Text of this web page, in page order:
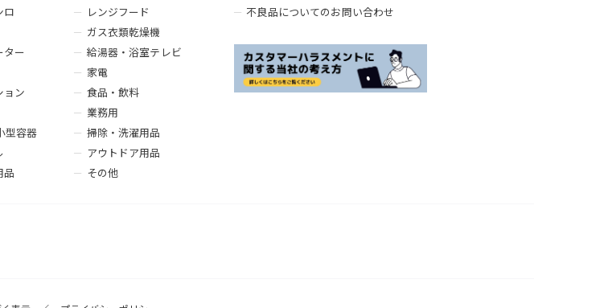
ロ
ター
ョン
型容器
品
レンジフード
ガス衣類乾燥機
給湯器・浴室テレビ
家電
食品・飲料
業務用
掃除・洗濯用品
アウトドア用品
その他
不良品についてのお問い合わせ